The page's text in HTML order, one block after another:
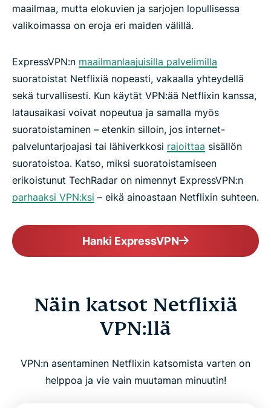
välillä?
Lataa paras VPN Netflixin katseluun
Toimiiko ExpressVPN Netflixin kanssa?
Miksi tarvitsen VPN:n Netflixin katsomiseen?
Ohita internet-palveluntarjoajasi Netflix-rajoitukset
Suojaa yksityisyytesi suoratoistaessasi Netflixiä
Usein kysyttyä: Netflix ja VPN
Turvallinen pääsy maailmanlaajuisesti
maailmaa, mutta elokuvien ja sarjojen lopullisessa
valikoimassa on eroja eri maiden välillä.
ExpressVPN:n maailmanlaajuisilla palvelimilla
suoratoistat Netflixiä nopeasti, vakaalla yhteydellä
sekä turvallisesti. Kun käytät VPN:ää Netflixin kanssa,
latausaikasi voivat nopeutua ja samalla myös
suoratoistaminen – etenkin silloin, jos internet-
palveluntarjoajasi tai lähiverkkosi rajoittaa sisällön
suoratoistoa. Katso, miksi suoratoistamiseen
erikoistunut TechRadar on nimennyt ExpressVPN:n
parhaaksi VPN:ksi – eikä ainoastaan Netflixin suhteen.
Hanki ExpressVPN
Näin katsot Netflixiä
VPN:llä
VPN:n asentaminen Netflixin katsomista varten on
helppoa ja vie vain muutaman minuutin!